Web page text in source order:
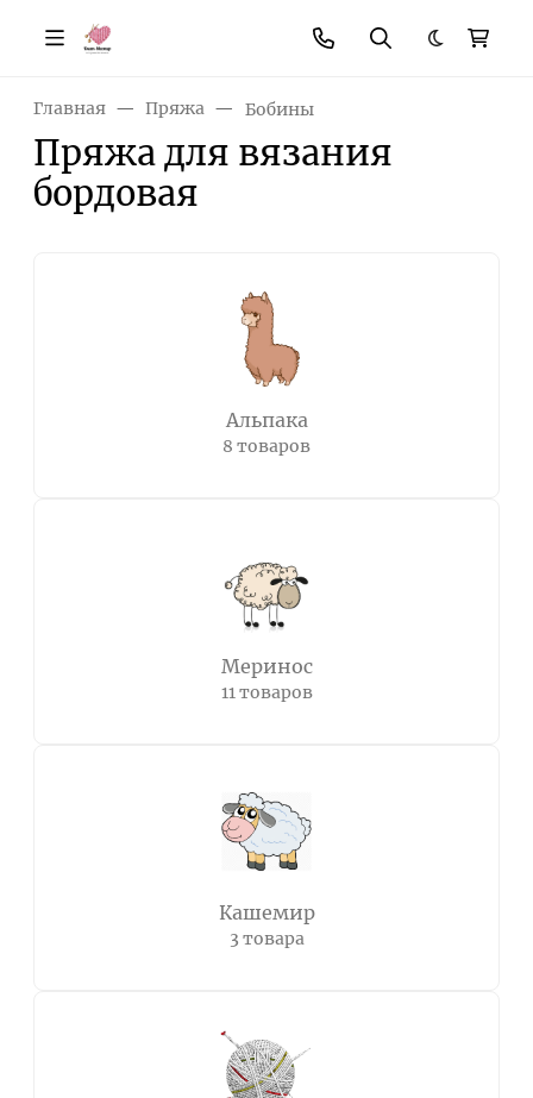
Темная
Главная Пряжа Бобины
Пряжа для вязания
бордовая
Альпака
8 товаров
Меринос
11 товаров
Кашемир
3 товара